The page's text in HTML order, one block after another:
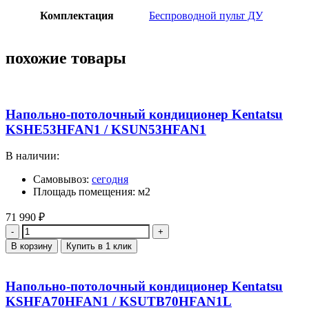
Комплектация Беспроводной пульт ДУ
похожие товары
Напольно-потолочный кондиционер Kentatsu
KSHE53HFAN1 / KSUN53HFAN1
В наличии:
Самовывоз: сегодня
Площадь помещения: м2
71 990 ₽
Количество
В корзину Купить в 1 клик
Напольно-потолочный кондиционер Kentatsu
KSHFA70HFAN1 / KSUTB70HFAN1L